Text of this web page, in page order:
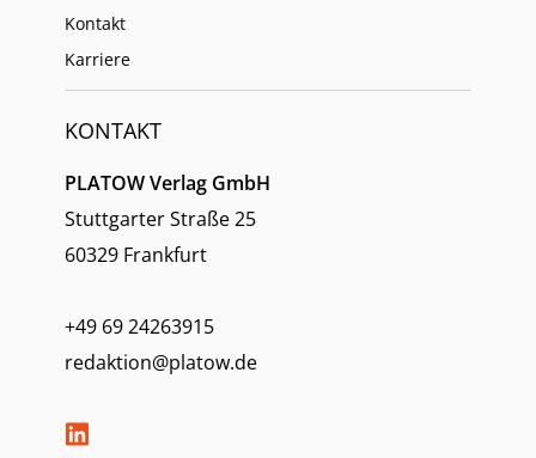
Kontakt
Karriere
KONTAKT
PLATOW Verlag GmbH
Stuttgarter Straße 25
60329 Frankfurt
+49 69 24263915
redaktion@platow.de